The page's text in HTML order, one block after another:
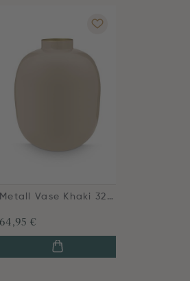
Metall Vase Khaki 32cm
64,95 €